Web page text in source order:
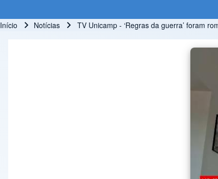
Início Notícias TV Unicamp - ‘Regras da guerra’ foram